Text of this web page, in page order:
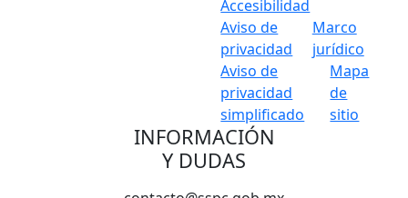
Accesibilidad
Aviso de
privacidad
Marco
jurídico
Aviso de
privacidad
simplificado
Mapa
de
sitio
INFORMACIÓN
Y DUDAS